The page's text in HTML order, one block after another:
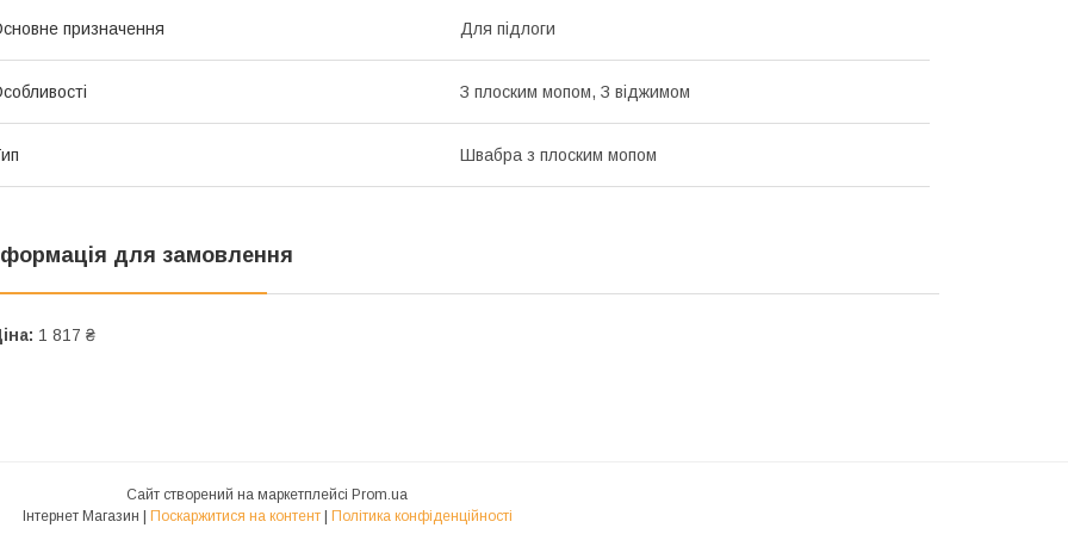
призначення Для підлоги
З плоским мопом, З віджимом
Швабра з плоским мопом
для замовлення
1 817 ₴
Сайт створений на маркетплейсі Prom.ua
Поскаржитися на контент Політика конфіденційності